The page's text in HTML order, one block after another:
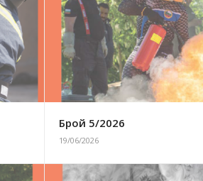
Брой 5/2026
19/06/2026